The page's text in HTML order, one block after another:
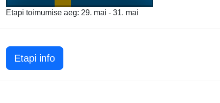
Etapi toimumise aeg: 29. mai - 31. mai
Etapi info